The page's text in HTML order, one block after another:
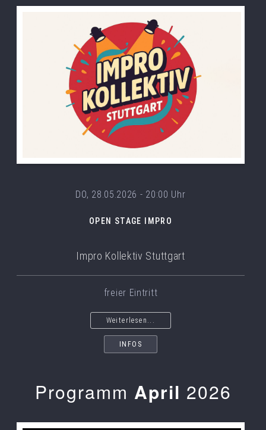
DO, 28.05.2026 - 20:00 Uhr
OPEN STAGE IMPRO
Impro Kollektiv Stuttgart
freier Eintritt
Weiterlesen...
INFOS
Programm April 2026